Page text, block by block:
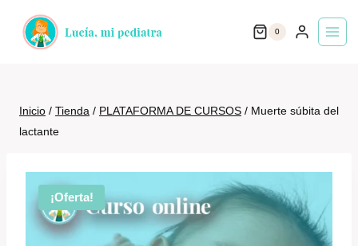
0
Inicio / Tienda / PLATAFORMA DE CURSOS / Muerte súbita del
lactante
¡Oferta!